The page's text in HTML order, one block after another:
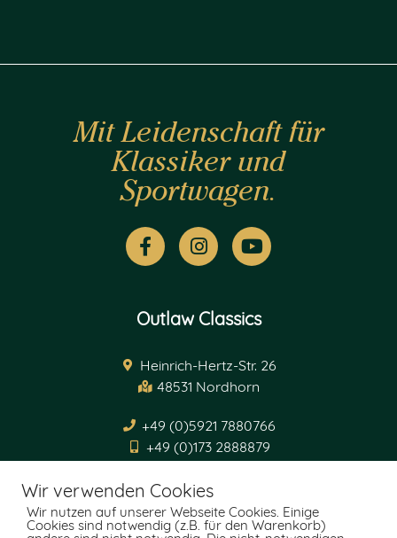
Mit Leidenschaft für
Klassiker und
Sportwagen.
Outlaw Classics
Heinrich-Hertz-Str. 26
48531 Nordhorn
+49 (0)5921 7880766
+49 (0)173 2888879
Öffnungszeiten
Wir verwenden Cookies
Wir nutzen auf unserer Webseite Cookies. Einige
Cookies sind notwendig (z.B. für den Warenkorb)